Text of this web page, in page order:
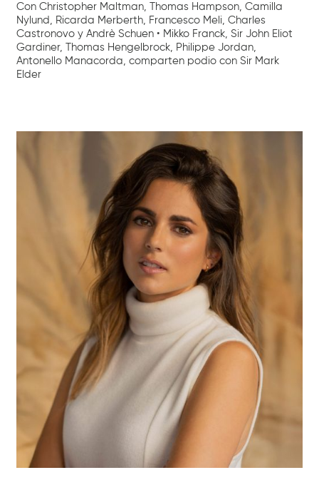
Con Christopher Maltman, Thomas Hampson, Camilla
Nylund, Ricarda Merberth, Francesco Meli, Charles
Castronovo y Andrè Schuen • Mikko Franck, Sir John Eliot
Gardiner, Thomas Hengelbrock, Philippe Jordan,
Antonello Manacorda, comparten podio con Sir Mark
Elder